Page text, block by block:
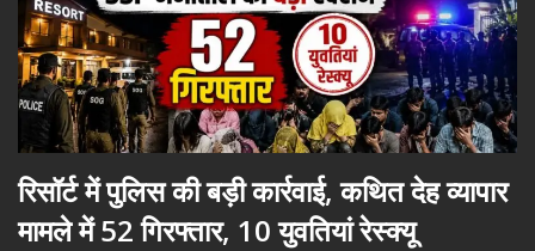
रिसॉर्ट में पुलिस की बड़ी कार्रवाई, कथित देह व्यापार
मामले में 52 गिरफ्तार, 10 युवतियां रेस्क्यू